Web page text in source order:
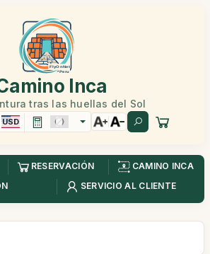
Inca
tras las huellas del Sol
USD
RESERVACIÓN
CAMINO INCA
SERVICIO AL CLIENTE